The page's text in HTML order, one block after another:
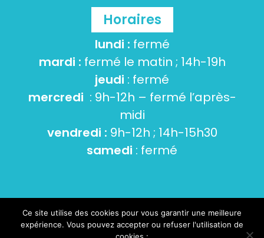
Horaires
lundi : fermé
mardi : fermé le matin ; 14h-19h
jeudi : fermé
mercredi : 9h-12h – fermé l’après-
midi
vendredi : 9h-12h ; 14h-15h30
samedi : fermé
© 2026 Tourneville-sur-mer - Mentions Légales-
Cookies et données personnelles
Ce site utilise des cookies pour vous garantir une meilleure
expérience. Vous pouvez accepter ou refuser l'utilisation de